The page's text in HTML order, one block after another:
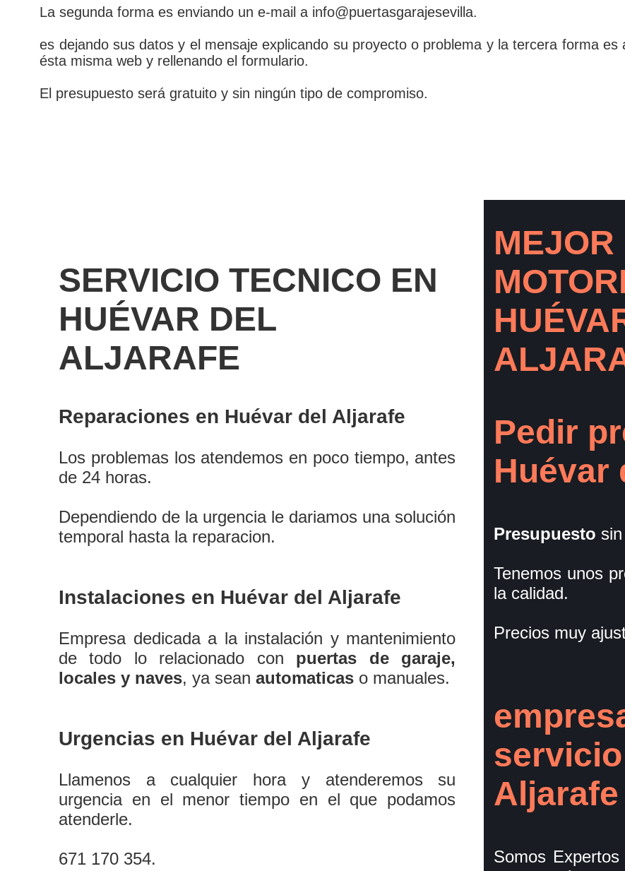
La segunda forma es enviando un e-mail a info@puertasgarajesevilla.
es dejando sus datos y el mensaje explicando su proyecto o problema y la tercera forma es
ésta misma web y rellenando el formulario.
El presupuesto será gratuito y sin ningún tipo de compromiso.
SERVICIO TECNICO EN
HUÉVAR DEL
ALJARAFE
Reparaciones en Huévar del Aljarafe
Los problemas los atendemos en poco tiempo, antes
de 24 horas.
Dependiendo de la urgencia le dariamos una solución
temporal hasta la reparacion.
Instalaciones en Huévar del Aljarafe
Empresa dedicada a la instalación y mantenimiento
de todo lo relacionado con puertas de garaje,
locales y naves, ya seanautomaticas o manuales.
Urgencias en Huévar del Aljarafe
Llamenos a cualquier hora y atenderemos su
urgencia en el menor tiempo en el que podamos
atenderle.
671 170 354.
MEJOR
Pedir
Huévar
Presupuesto
Tenemos unos
la calidad.
Precios muy
Aljarafe
Somos